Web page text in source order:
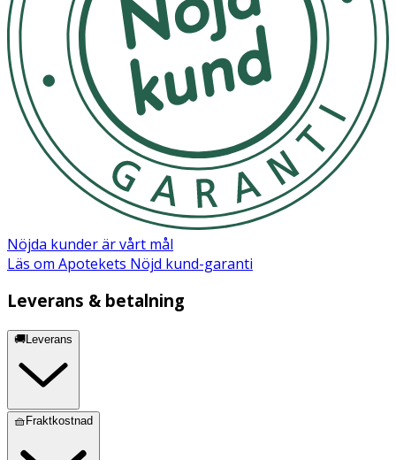
Oil, Phenoxyethanol, Ethylhexylglycerin, Citric Acid,
Limonene, Linalool, Citral, Hexyl Cinnamal.
Light Mint: Aqua, Aluminum Chlorohydrate, Propylene
Glycol, Hydroxyethylcellulose, Parfum, Panthenol,
Trideceth-9, PEG-40 Hydrogenated Castor Oil,
Phenoxyethanol, Ethylhexylglycerin, Citric Acid,
Limonene, Linalool, Citral, Citronellol, Eugenol.
Nöjda kunder är vårt mål
Läs om Apotekets Nöjd kund-garanti
Leverans & betalning
🚚Leverans
🧺Fraktkostnad